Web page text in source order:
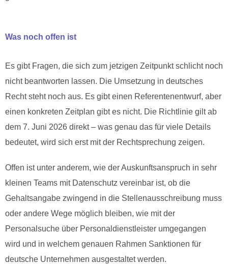
Was noch offen ist
Es gibt Fragen, die sich zum jetzigen Zeitpunkt schlicht noch
nicht beantworten lassen. Die Umsetzung in deutsches
Recht steht noch aus. Es gibt einen Referentenentwurf, aber
einen konkreten Zeitplan gibt es nicht. Die Richtlinie gilt ab
dem 7. Juni 2026 direkt – was genau das für viele Details
bedeutet, wird sich erst mit der Rechtsprechung zeigen.
Offen ist unter anderem, wie der Auskunftsanspruch in sehr
kleinen Teams mit Datenschutz vereinbar ist, ob die
Gehaltsangabe zwingend in die Stellenausschreibung muss
oder andere Wege möglich bleiben, wie mit der
Personalsuche über Personaldienstleister umgegangen
wird und in welchem genauen Rahmen Sanktionen für
deutsche Unternehmen ausgestaltet werden.